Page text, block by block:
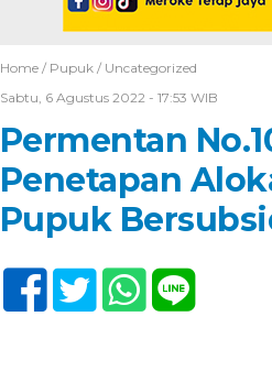
Home / Pupuk/ Uncategorized
Sabtu, 6 Agustus 2022 - 17:53 WIB
Permentan
Penetapan
Pupuk